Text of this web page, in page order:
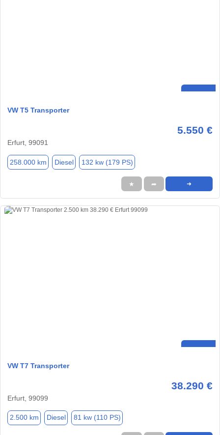
VW T5 Transporter
5.550 €
Erfurt, 99091
258.000 km Diesel 132 kw (179 PS)
★ ➦ ➜
VW T7 Transporter
38.290 €
Erfurt, 99099
2.500 km Diesel 81 kw (110 PS)